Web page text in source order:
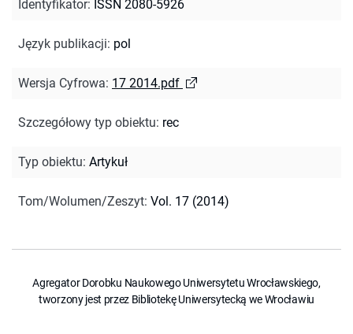
Identyfikator: ISSN 2080-5926
Język publikacji: pol
Wersja Cyfrowa: 17 2014.pdf
Szczegółowy typ obiektu: rec
Typ obiektu: Artykuł
Tom/Wolumen/Zeszyt: Vol. 17 (2014)
Agregator Dorobku Naukowego Uniwersytetu Wrocławskiego,
tworzony jest przez Bibliotekę Uniwersytecką we Wrocławiu